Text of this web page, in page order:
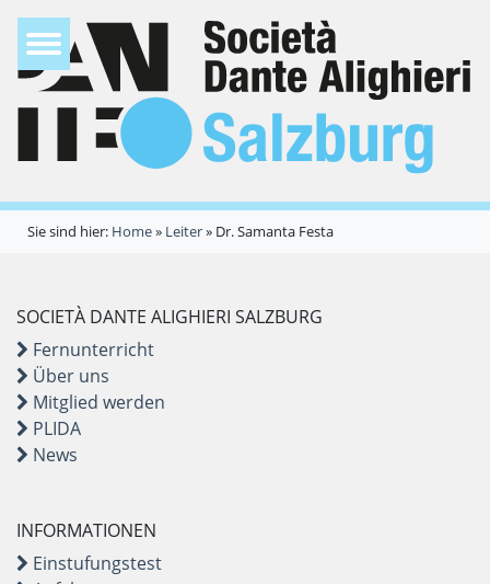
Sie sind hier: Home» Leiter» Dr. Samanta Festa
SOCIETÀ DANTE ALIGHIERI SALZBURG
Fernunterricht
Über uns
Mitglied werden
PLIDA
News
INFORMATIONEN
Einstufungstest